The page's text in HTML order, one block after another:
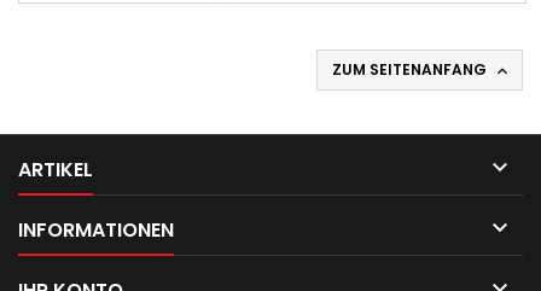
ZUM SEITENANFANG 
ARTIKEL 
INFORMATIONEN 